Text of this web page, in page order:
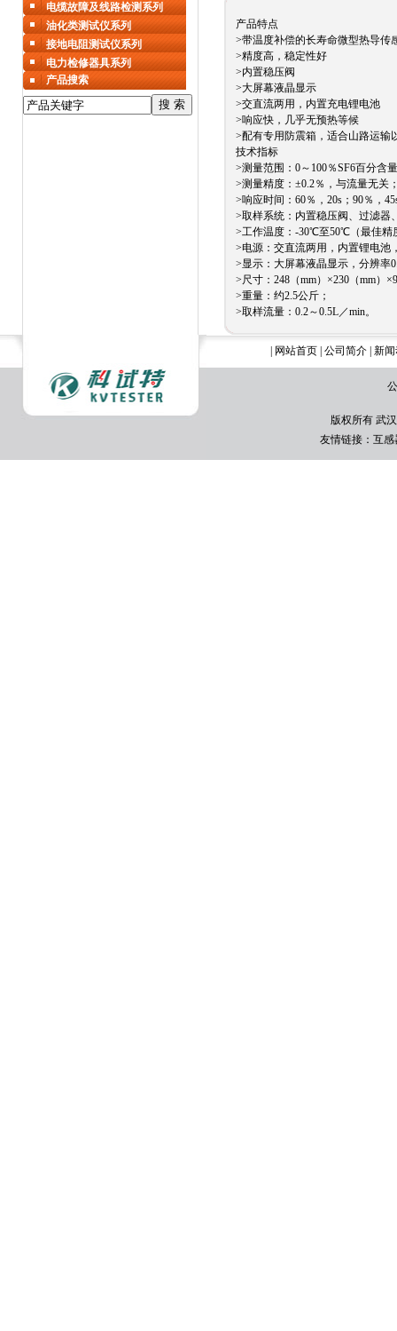
产品特点
>带温度补偿的长寿命微型热导传
>精度高，稳定性好
>内置稳压阀
>大屏幕液晶显示
>交直流两用，内置充电锂电池
>响应快，几乎无预热等候
>配有专用防震箱，适合山路运输
技术指标
>测量范围：0～100％SF6百
>测量精度：±0.2％，与流量
>响应时间：60％，20s；90％
>取样系统：内置稳压阀、过
>工作温度：-30℃至50℃（最
>电源：交直流两用，内置锂
>显示：大屏幕液晶显示，分
>尺寸：248（mm）×230（mm
>重量：约2.5公斤；
>取样流量：0.2～0.5L／min。
电缆故障及线路检测系列
油化类测试仪系列
接地电阻测试仪系列
电力检修器具系列
产品搜索
网站首页 公司简介 新
版权所有 武
友情链接： 互感